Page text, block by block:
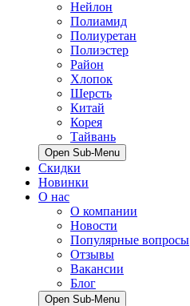
Нейлон
Полиамид
Полиуретан
Полиэстер
Район
Хлопок
Шерсть
Китай
Корея
Тайвань
Open Sub-Menu
Скидки
Новинки
О нас
О компании
Новости
Популярные вопросы
Отзывы
Вакансии
Блог
Open Sub-Menu